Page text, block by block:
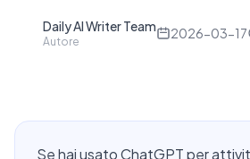
Daily AI Writer Team
Autore
2026-03-17
Se hai usato ChatGPT per